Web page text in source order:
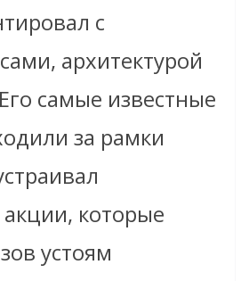
с
архитектурой
самые известные
за рамки
которые
устоям